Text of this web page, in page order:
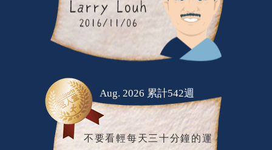
Aug. 2026 累計542週
不要看輕每天三十分鐘的運